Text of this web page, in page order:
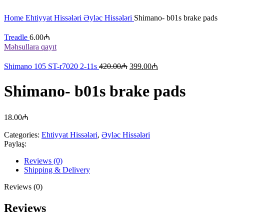
Home Ehtiyyat Hissələri Əyləc Hissələri Shimano- b01s brake pads
Treadle 6.00₼
Məhsullara qayıt
Shimano 105 ST-r7020 2-11s 420.00₼ 399.00₼
Shimano- b01s brake pads
18.00₼
Categories: Ehtiyyat Hissələri, Əyləc Hissələri
Paylaş:
Reviews (0)
Shipping & Delivery
Reviews (0)
Reviews